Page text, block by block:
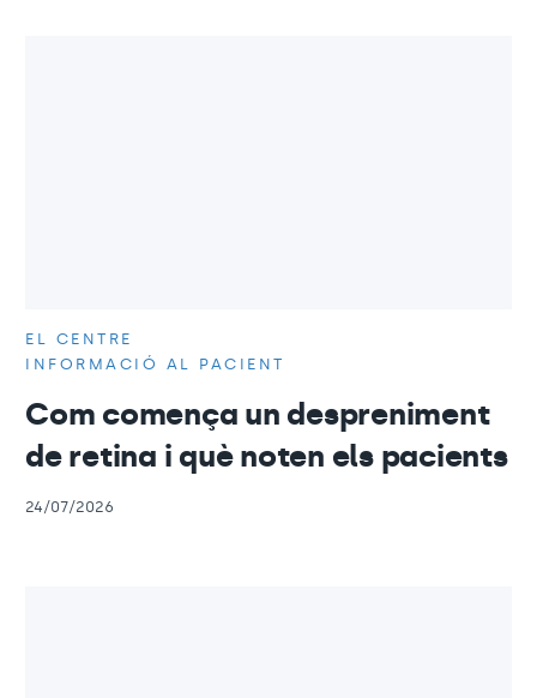
EL CENTRE
INFORMACIÓ AL PACIENT
Com comença un despreniment
de retina i què noten els pacients
24/07/2026